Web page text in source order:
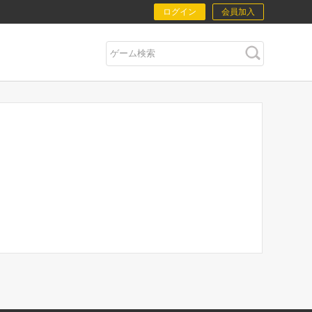
ログイン 会員加入